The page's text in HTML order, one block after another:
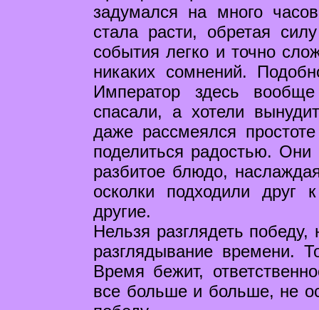
задумался на много
стала расти, обретая
события легко и точно
никаких сомнений.
Император здесь
спасали, а хотели
даже рассмеялся
поделиться радостью.
разбитое блюдо,
осколки подходили
другие.
Нельзя разглядеть
разглядывание времени.
Время бежит,
все больше и больше, не